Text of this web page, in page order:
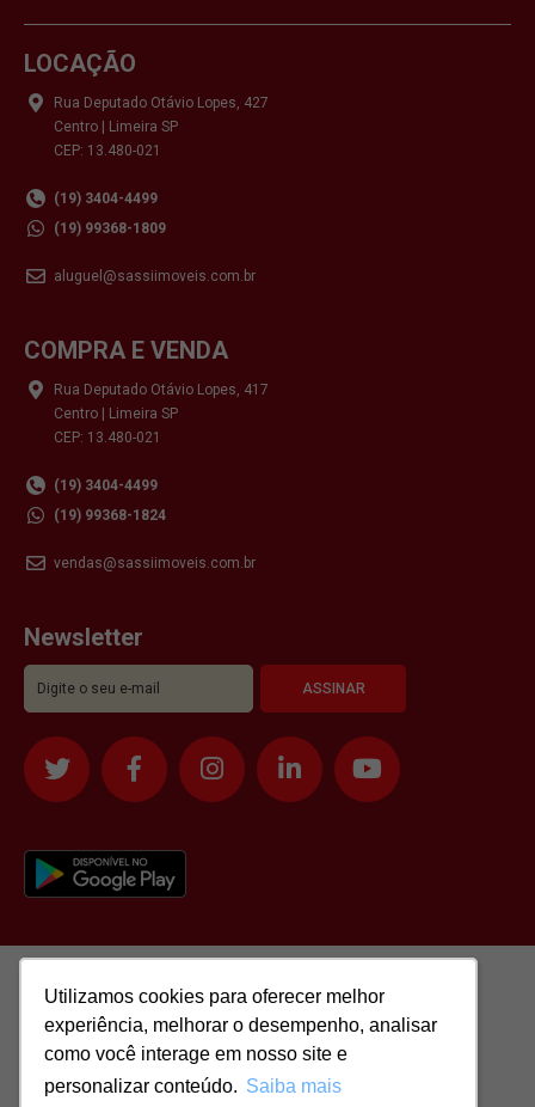
Utilizamos cookies para oferecer melhor
experiência, melhorar o desempenho, analisar
como você interage em nosso site e
personalizar conteúdo. Saiba mais
Utilizamos cookies para oferecer melhor
experiência, melhorar o desempenho, analisar
como você interage em nosso site e
personalizar conteúdo. Saiba mais
LOCAÇÃO
Rua Deputado Otávio Lopes, 427
Centro | Limeira SP
CEP: 13.480-021
(19) 3404-4499
(19) 99368-1809
aluguel@sassiimoveis.com.br
COMPRA E VENDA
Rua Deputado Otávio Lopes, 417
Centro | Limeira SP
CEP: 13.480-021
(19) 3404-4499
(19) 99368-1824
vendas@sassiimoveis.com.br
Newsletter